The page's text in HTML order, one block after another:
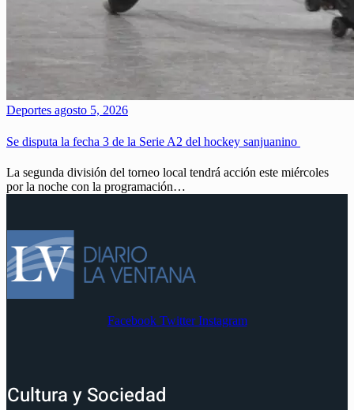
Deportes agosto 5, 2026
Se disputa la fecha 3 de la Serie A2 del hockey sanjuanino
La segunda división del torneo local tendrá acción este miércoles
por la noche con la programación…
Facebook Twitter Instagram
Cultura y Sociedad